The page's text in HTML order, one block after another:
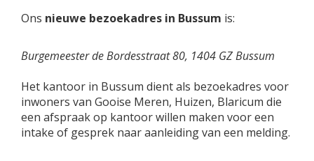
Ons nieuwe bezoekadres in Bussum is:
Burgemeester de Bordesstraat 80, 1404 GZ Bussum
Het kantoor in Bussum dient als bezoekadres voor
inwoners van Gooise Meren, Huizen, Blaricum die
een afspraak op kantoor willen maken voor een
intake of gesprek naar aanleiding van een melding.